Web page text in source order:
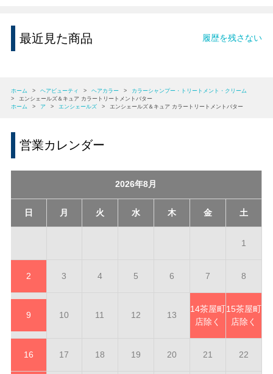
最近見た商品 履歴を残さない
ホーム > ヘアビューティ > ヘアカラー >
カラーシャンプー・トリートメント・クリーム
>
エンシェールズ＆キュア カラートリートメントバター
ホーム
> ア > エンシェールズ > エンシェールズ＆キュア カラートリートメントバター
営業カレンダー
2026年8月
日 月 火 水 木 金 土
1
2 3 4 5 6 7 8
9 10 11 12 13
14茶屋町
店除く
15茶屋町
店除く
16 17 18 19 20 21 22